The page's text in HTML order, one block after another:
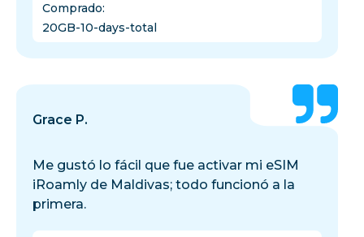
Comprado:
20GB-10-days-total
Grace P.
Me gustó lo fácil que fue activar mi eSIM
iRoamly de Maldivas; todo funcionó a la
primera.